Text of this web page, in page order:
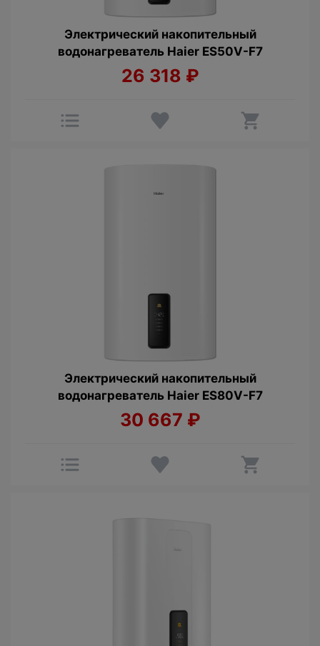
Электрический накопительный
водонагреватель Haier ES50V-F7
26 318 ₽
Электрический накопительный
водонагреватель Haier ES80V-F7
30 667 ₽